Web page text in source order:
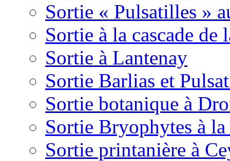
Sortie « Pulsatilles »
Sortie à la cascade de
Sortie à Lantenay
Sortie Barlias et
Sortie botanique à
Sortie Bryophytes à la
Sortie printanière à